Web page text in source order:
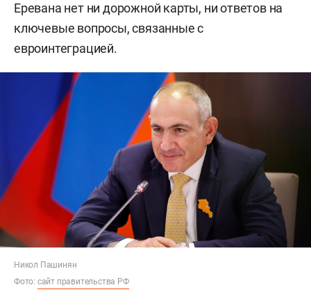
Еревана нет ни дорожной карты, ни ответов на
ключевые вопросы, связанные с
евроинтеграцией.
Никол Пашинян
Фото: сайт правительства РФ